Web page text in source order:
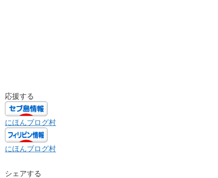
応援する
にほんブログ村
にほんブログ村
シェアする